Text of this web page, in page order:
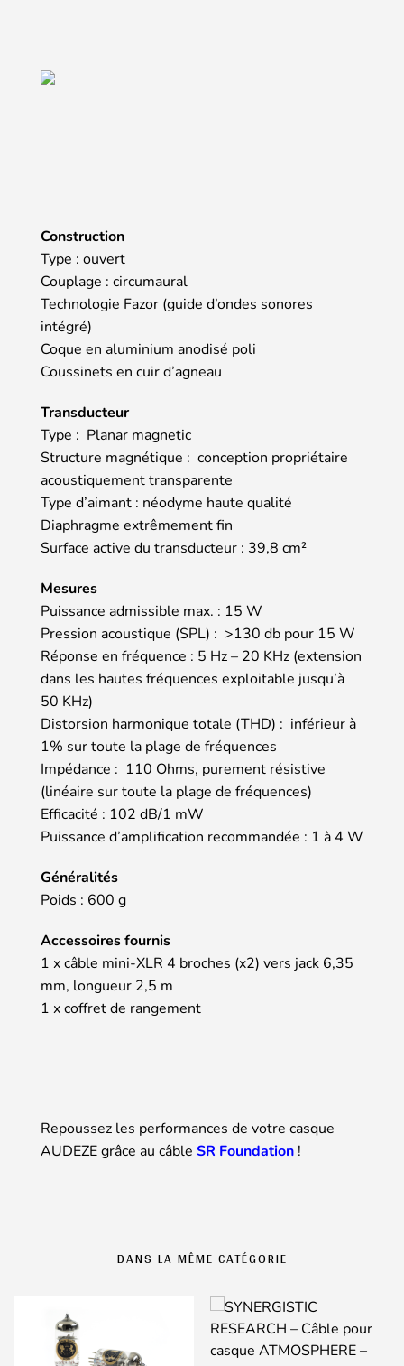
Construction
Type : ouvert
Couplage : circumaural
Technologie Fazor (guide d’ondes sonores
intégré)
Coque en aluminium anodisé poli
Coussinets en cuir d’agneau
Transducteur
Type : Planar magnetic
Structure magnétique : conception propriétaire
acoustiquement transparente
Type d’aimant : néodyme haute qualité
Diaphragme extrêmement fin
Surface active du transducteur : 39,8 cm²
Mesures
Puissance admissible max. : 15 W
Pression acoustique (SPL) : >130 db pour 15 W
Réponse en fréquence : 5 Hz – 20 KHz (extension
dans les hautes fréquences exploitable jusqu’à
50 KHz)
Distorsion harmonique totale (THD) : inférieur à
1% sur toute la plage de fréquences
Impédance : 110 Ohms, purement résistive
(linéaire sur toute la plage de fréquences)
Efficacité : 102 dB/1 mW
Puissance d’amplification recommandée : 1 à 4 W
Généralités
Poids : 600 g
Accessoires fournis
1 x câble mini-XLR 4 broches (x2) vers jack 6,35
mm, longueur 2,5 m
1 x coffret de rangement
Repoussez les performances de votre casque
AUDEZE grâce au câble SR Foundation !
DANS LA MÊME CATÉGORIE